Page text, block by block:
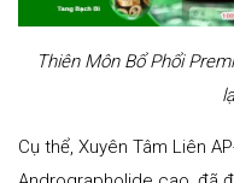
Thiên Môn Bổ Phổi
Cụ thể, Xuyên Tâm Liên